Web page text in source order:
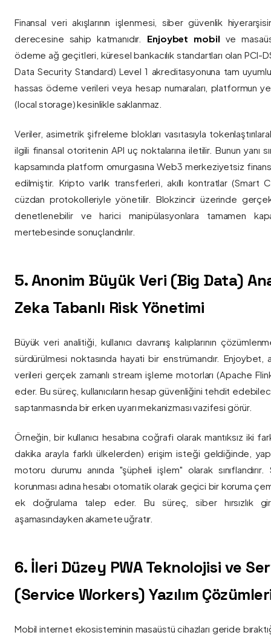
Finansal veri akışlarının işlenmesi, siber güvenlik
derecesine sahip katmanıdır. Enjoybet mobil ve
ödeme ağ geçitleri, küresel bankacılık standartları olan PCI-
Data Security Standard) Level 1 akreditasyonuna tam
hassas ödeme verileri veya hesap numaraları, platformun
(local storage) kesinlikle saklanmaz.
Veriler, asimetrik şifreleme blokları vasıtasıyla
ilgili finansal otoritenin API uç noktalarına iletilir. Bunun yanı
kapsamında platform omurgasına Web3 merkeziyetsiz
edilmiştir. Kripto varlık transferleri, akıllı kontratlar (Smart
cüzdan protokolleriyle yönetilir. Blokzincir üzerinde
denetlenebilir ve harici manipülasyonlara tamamen
mertebesinde sonuçlandırılır.
5. Anonim Büyük Veri (Big Data)
Zeka Tabanlı Risk Yönetimi
Büyük veri analitiği, kullanıcı davranış kalıplarının
sürdürülmesi noktasında hayati bir enstrümandır. Enjoybet,
verileri gerçek zamanlı stream işleme motorları (Apache Flink
eder. Bu süreç, kullanıcıların hesap güvenliğini tehdit
saptanmasında bir erken uyarı mekanizması vazifesi görür.
Örneğin, bir kullanıcı hesabına coğrafi olarak mantıksız iki
dakika arayla farklı ülkelerden) erişim isteği geldiğinde,
motoru durumu anında "şüpheli işlem" olarak sınıflandırır.
korunması adına hesabı otomatik olarak geçici bir koruma
ek doğrulama talep eder. Bu süreç, siber hırsızlık
aşamasındayken akamete uğratır.
6. İleri Düzey PWA Teknolojisi ve
(Service Workers) Yazılım
Mobil internet ekosisteminin masaüstü cihazları geride